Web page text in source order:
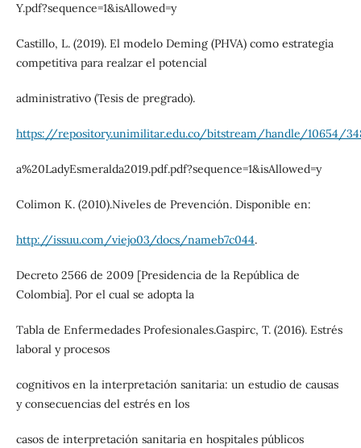
Y.pdf?sequence=1&isAllowed=y
Castillo, L. (2019). El modelo Deming (PHVA) como estrategia
competitiva para realzar el potencial
administrativo (Tesis de pregrado).
https://repository.unimilitar.edu.co/bitstream/handle/10654/
a%20LadyEsmeralda2019.pdf.pdf?sequence=1&isAllowed=y
Colimon K. (2010).Niveles de Prevención. Disponible en:
http://issuu.com/viejo03/docs/nameb7c044.
Decreto 2566 de 2009 [Presidencia de la República de
Colombia]. Por el cual se adopta la
Tabla de Enfermedades Profesionales.Gaspirc, T. (2016). Estrés
laboral y procesos
cognitivos en la interpretación sanitaria: un estudio de causas
y consecuencias del estrés en los
casos de interpretación sanitaria en hospitales públicos